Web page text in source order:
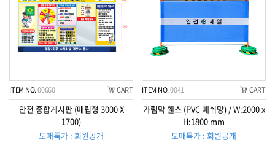
ITEM NO.00660 CART
안전 종합게시판 (매립형 3000 X
1700)
도매특가 : 회원공개
ITEM NO.0041 CART
가림막 휀스 (PVC 메쉬망) / W:2000 x
H:1800 mm
도매특가 : 회원공개